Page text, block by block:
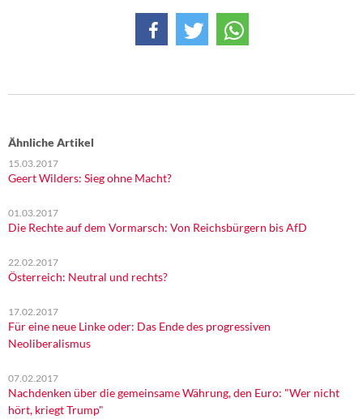
Ähnliche Artikel
15.03.2017
Geert Wilders: Sieg ohne Macht?
01.03.2017
Die Rechte auf dem Vormarsch: Von Reichsbürgern bis AfD
22.02.2017
Österreich: Neutral und rechts?
17.02.2017
Für eine neue Linke oder: Das Ende des progressiven
Neoliberalismus
07.02.2017
Nachdenken über die gemeinsame Währung, den Euro: "Wer nicht
hört, kriegt Trump"